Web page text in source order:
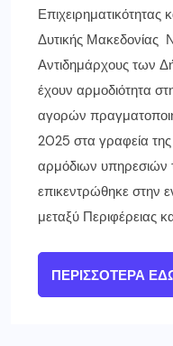
Δυτικής Μακεδονίας
Αντιδημάρχους των
έχουν αρμοδιότητα
αγορών
2025 στα γραφεία
αρμόδιων υπηρεσιών
επικεντρώθηκε στην
μεταξύ Περιφέρειας
ΠΕΡΙΣΣΌΤΕΡΑ